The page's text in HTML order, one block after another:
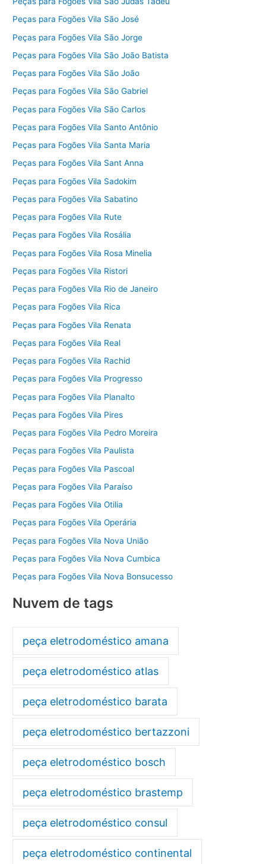
Peças para Fogões Vila São José
Peças para Fogões Vila São Jorge
Peças para Fogões Vila São João Batista
Peças para Fogões Vila São João
Peças para Fogões Vila São Gabriel
Peças para Fogões Vila São Carlos
Peças para Fogões Vila Santo Antônio
Peças para Fogões Vila Santa Maria
Peças para Fogões Vila Sant Anna
Peças para Fogões Vila Sadokim
Peças para Fogões Vila Sabatino
Peças para Fogões Vila Rute
Peças para Fogões Vila Rosália
Peças para Fogões Vila Rosa Minelia
Peças para Fogões Vila Ristori
Peças para Fogões Vila Rio de Janeiro
Peças para Fogões Vila Rica
Peças para Fogões Vila Renata
Peças para Fogões Vila Real
Peças para Fogões Vila Rachid
Peças para Fogões Vila Progresso
Peças para Fogões Vila Planalto
Peças para Fogões Vila Pires
Peças para Fogões Vila Pedro Moreira
Peças para Fogões Vila Paulista
Peças para Fogões Vila Pascoal
Peças para Fogões Vila Paraíso
Peças para Fogões Vila Otilia
Peças para Fogões Vila Operária
Peças para Fogões Vila Nova União
Peças para Fogões Vila Nova Cumbica
Peças para Fogões Vila Nova Bonsucesso
Nuvem de tags
peça eletrodoméstico amana
peça eletrodoméstico atlas
peça eletrodoméstico barata
peça eletrodoméstico bertazzoni
peça eletrodoméstico bosch
peça eletrodoméstico brastemp
peça eletrodoméstico consul
peça eletrodoméstico continental